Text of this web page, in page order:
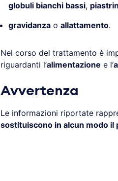
globuli bianchi bassi,
gravidanzao allattamento.
Nel corso del trattamento è
riguardanti l’alimentazione e l’
Avvertenza
Le informazioni riportate
sostituiscono in alcun modo il